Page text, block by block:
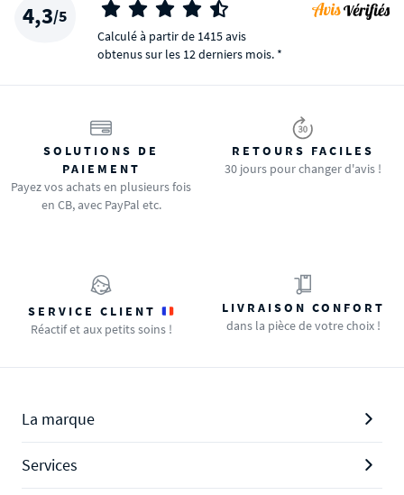
4,3/5
Calculé à partir de 1415 avis
obtenus sur les 12 derniers mois. *
SOLUTIONS DE
PAIEMENT
Payez vos achats en plusieurs fois
en CB, avec PayPal etc.
RETOURS FACILES
30 jours pour changer d'avis !
SERVICE CLIENT
Réactif et aux petits soins !
LIVRAISON CONFORT
dans la pièce de votre choix !
La marque
Services